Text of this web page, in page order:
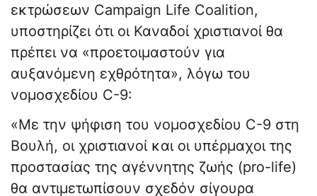
εκτρώσεων Campaign Life Coalition,
υποστηρίζει ότι οι Καναδοί χριστιανοί θα
πρέπει να «προετοιμαστούν για
αυξανόμενη εχθρότητα», λόγω του
νομοσχεδίου C-9:
«Με την ψήφιση του νομοσχεδίου C-9 στη
Βουλή, οι χριστιανοί και οι υπέρμαχοι της
προστασίας της αγέννητης ζωής (pro-life)
θα αντιμετωπίσουν σχεδόν σίγουρα